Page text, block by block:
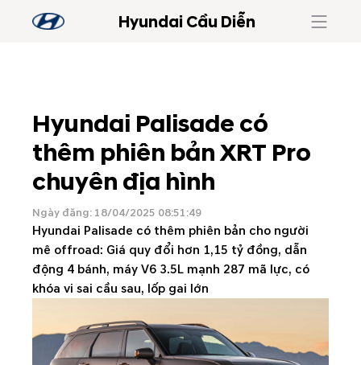
Hyundai Cầu Diễn
Hyundai Palisade có
thêm phiên bản XRT Pro
chuyên địa hình
Ngày đăng: 18/04/2025 08:51:49
Hyundai Palisade có thêm phiên bản cho người
mê offroad: Giá quy đổi hơn 1,15 tỷ đồng, dẫn
động 4 bánh, máy V6 3.5L mạnh 287 mã lực, có
khóa vi sai cầu sau, lốp gai lớn